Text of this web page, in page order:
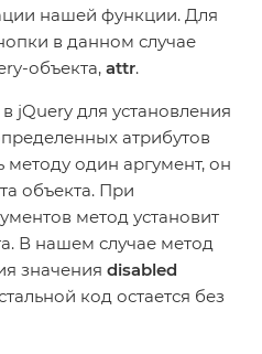
нашей функции. Для
в данном случае
объекта, attr.
в jQuery для установления
атрибутов
методу один аргумент, он
объекта. При
метод установит
В нашем случае метод
значения disabled
код остается без